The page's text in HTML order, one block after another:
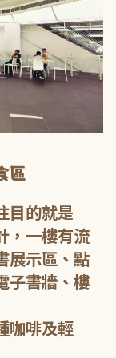
區
目的就是
，一樓有流
展示區、點
子書牆、樓
咖啡及輕